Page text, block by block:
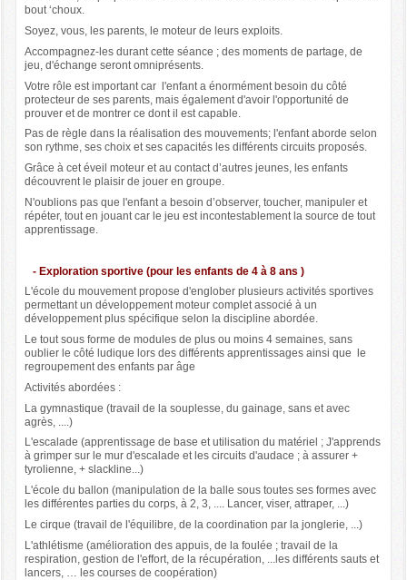
bout ‘choux.
Soyez, vous, les parents, le moteur de leurs exploits.
Accompagnez-les durant cette séance ; des moments de partage, de
jeu, d'échange seront omniprésents.
Votre rôle est important car l'enfant a énormément besoin du côté
protecteur de ses parents, mais également d'avoir l'opportunité de
prouver et de montrer ce dont il est capable.
Pas de règle dans la réalisation des mouvements; l'enfant aborde selon
son rythme, ses choix et ses capacités les différents circuits proposés.
Grâce à cet éveil moteur et au contact d’autres jeunes, les enfants
découvrent le plaisir de jouer en groupe.
N'oublions pas que l'enfant a besoin d’observer, toucher, manipuler et
répéter, tout en jouant car le jeu est incontestablement la source de tout
apprentissage.
- Exploration sportive (pour les enfants de 4 à 8 ans )
L'école du mouvement propose d'englober plusieurs activités sportives
permettant un développement moteur complet associé à un
développement plus spécifique selon la discipline abordée.
Le tout sous forme de modules de plus ou moins 4 semaines, sans
oublier le côté ludique lors des différents apprentissages ainsi que le
regroupement des enfants par âge
Activités abordées :
La gymnastique (travail de la souplesse, du gainage, sans et avec
agrès, ....)
L'escalade (apprentissage de base et utilisation du matériel ; J'apprends
à grimper sur le mur d'escalade et les circuits d'audace ; à assurer +
tyrolienne, + slackline...)
L'école du ballon (manipulation de la balle sous toutes ses formes avec
les différentes parties du corps, à 2, 3, .... Lancer, viser, attraper, ...)
Le cirque (travail de l'équilibre, de la coordination par la jonglerie, ...)
L'athlétisme (amélioration des appuis, de la foulée ; travail de la
respiration, gestion de l'effort, de la récupération, ...les différents sauts et
lancers, … les courses de coopération)